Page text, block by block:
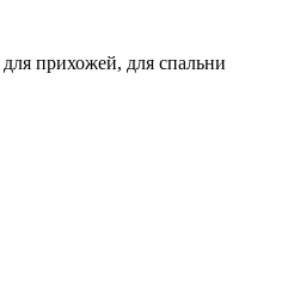
прихожей, для спальни